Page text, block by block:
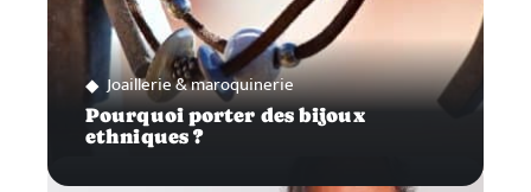
Joaillerie & maroquinerie
Pourquoi porter des bijoux
ethniques ?